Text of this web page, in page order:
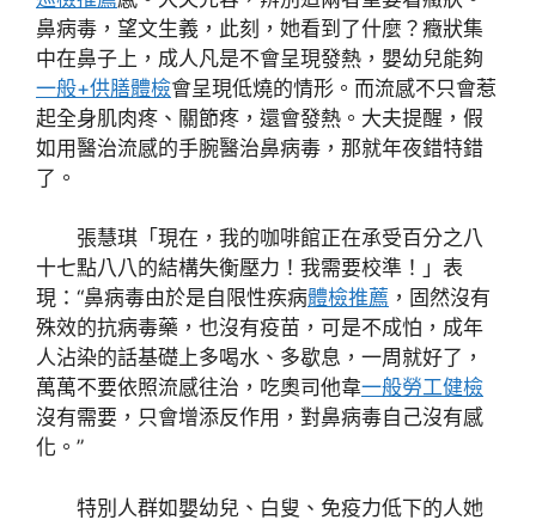
鼻病毒，望文生義，此刻，她看到了什麼？癥狀集
中在鼻子上，成人凡是不會呈現發熱，嬰幼兒能夠
一般+供膳體檢會呈現低燒的情形。而流感不只會惹
起全身肌肉疼、關節疼，還會發熱。大夫提醒，假
如用醫治流感的手腕醫治鼻病毒，那就年夜錯特錯
了。
張慧琪「現在，我的咖啡館正在承受百分之八
十七點八八的結構失衡壓力！我需要校準！」表
現：“鼻病毒由於是自限性疾病體檢推薦 ，固然沒有
殊效的抗病毒藥，也沒有疫苗，可是不成怕，成年
人沾染的話基礎上多喝水、多歇息，一周就好了，
萬萬不要依照流感往治，吃奧司他韋一般勞工健檢
沒有需要，只會增添反作用，對鼻病毒自己沒有感
化。”
特別人群如嬰幼兒、白叟、免疫力低下的人她